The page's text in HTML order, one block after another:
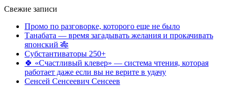
Свежие записи
Промо по разговорке, которого еще не было
Танабата — время загадывать желания и прокачивать
японский 🎋
Субстантиваторы 250+
🍀 «Счастливый клевер» — система чтения, которая
работает даже если вы не верите в удачу
Сенсей Сенсеевич Сенсеев